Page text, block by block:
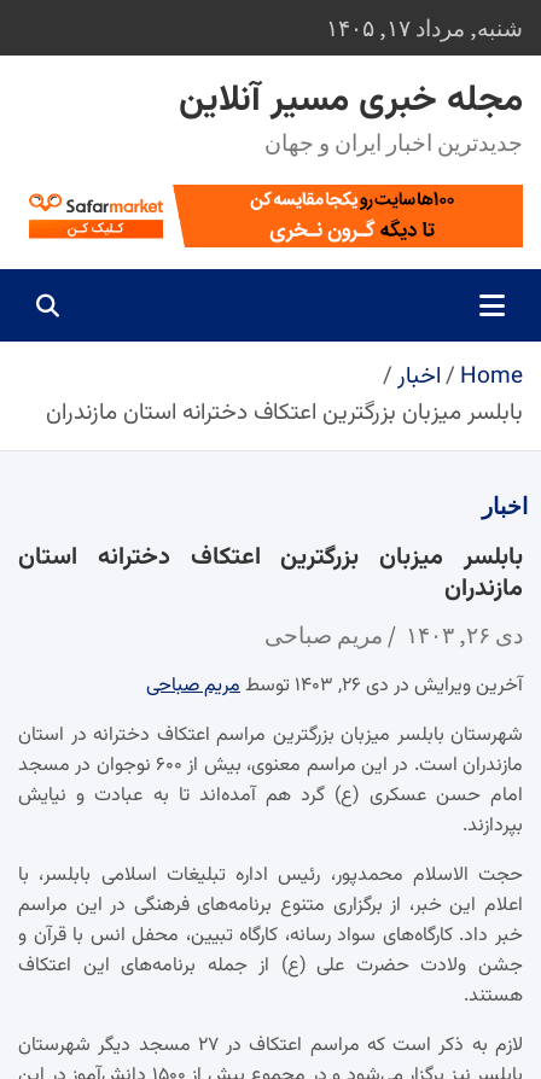
Skip
to
content
شنبه, مرداد ۱۷, ۱۴۰۵
مجله خبری مسیر آنلاین
جدیدترین اخبار ایران و جهان
Home
اخبار
بابلسر میزبان بزرگترین اعتکاف دخترانه استان مازندران
اخبار
بابلسر میزبان بزرگترین اعتکاف دخترانه استان
مازندران
دی ۲۶, ۱۴۰۳ مریم صباحی
آخرین ویرایش در دی ۲۶, ۱۴۰۳ توسط
مریم صباحی
شهرستان بابلسر میزبان بزرگترین مراسم اعتکاف دخترانه در استان
مازندران است. در این مراسم معنوی، بیش از ۶۰۰ نوجوان در مسجد
امام حسن عسکری (ع) گرد هم آمده‌اند تا به عبادت و نیایش
بپردازند.
حجت الاسلام محمدپور، رئیس اداره تبلیغات اسلامی بابلسر، با
اعلام این خبر، از برگزاری متنوع برنامه‌های فرهنگی در این مراسم
خبر داد. کارگاه‌های سواد رسانه، کارگاه تبیین، محفل انس با قرآن و
جشن ولادت حضرت علی (ع) از جمله برنامه‌های این اعتکاف
هستند.
لازم به ذکر است که مراسم اعتکاف در ۲۷ مسجد دیگر شهرستان